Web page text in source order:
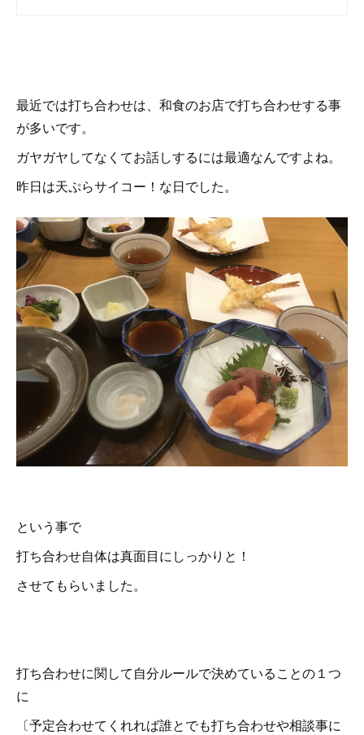
最近では打ち合わせは、和食のお店で打ち合わせする事
が多いです。
ガヤガヤしてなくてお話しするには最適なんですよね。
昨日は天ぷらサイコー！な日でした。
という事で
打ち合わせ自体は真面目にしっかりと！
させてもらいました。
打ち合わせに関して自分ルールで決めていることの１つ
に
〔予定合わせてくれれば誰とでも打ち合わせや相談事に